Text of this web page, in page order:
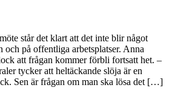
står det klart att det inte blir något
på offentliga arbetsplatser. Anna
att frågan kommer förbli fortsatt het. –
tycker att heltäckande slöja är en
Sen är frågan om man ska lösa det […]